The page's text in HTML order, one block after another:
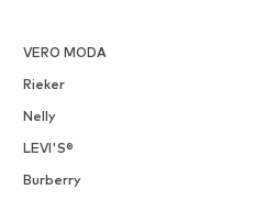
VERO MODA
Rieker
Nelly
LEVI'S®
Burberry